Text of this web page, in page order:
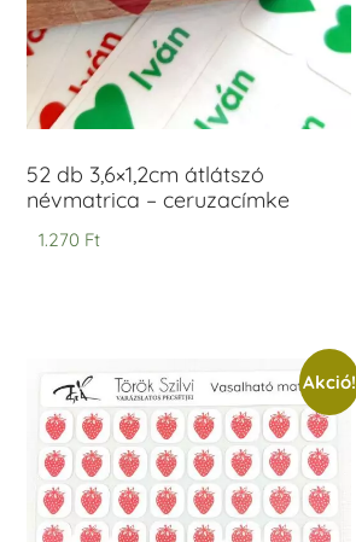
52 db 3,6×1,2cm átlátszó
névmatrica – ceruzacímke
1.270 Ft
Akció!